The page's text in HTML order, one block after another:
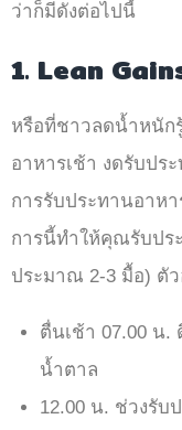
ว่าก็มีดังต่อไปนี้
1. Lean
หรือที่ชาวลดน้ำหนัก
อาหารเช้า งดรับปร
การรับประทานอาห
การนี้ทำให้คุณรับปร
ประมาณ 2-3 มื้อ) ตัว
ตื่นเช้า 07.00 น.
น้ำตาล
12.00 น. ช่วงรับ